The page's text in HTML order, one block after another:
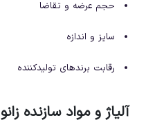
حجم عرضه و تقاضا
سایز و اندازه
رقابت برندهای تولیدکننده
آلیاژ و مواد سازنده